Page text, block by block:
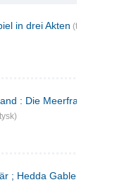
in drei Akten (tysk)
: Die Meerfrau ; Hedda
; Hedda Gabler ;